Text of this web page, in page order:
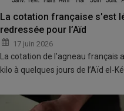
La cotation française s'est
redressée pour l’Aïd
17 juin 2026
La cotation de l’agneau
kilo à quelques jours de l’Aïd el-